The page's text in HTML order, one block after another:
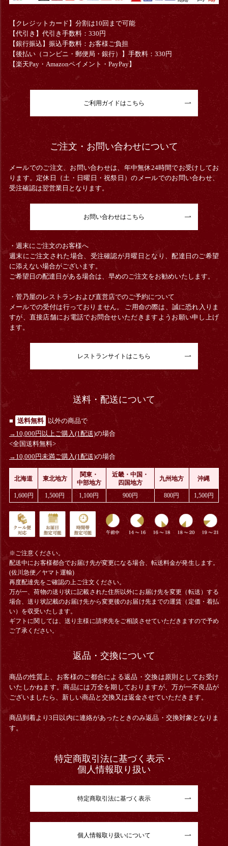
【クレジットカード】分割は10回まで可能
【代引き】代引き手数料：330円
【銀行振込】振込手数料：お客様ご負担
【後払い（コンビニ・郵便局・銀行）】手数料：330円
【楽天Pay・Amazonペイメント・PayPay】
ご利用ガイドはこちら
ご注文・お問い合わせについて
メールでのご注文、お問い合わせは、年中無休24時間でお受けしてお
ります。定休日（土・日曜日・祝祭日）のメールでのお問い合わせ、
受注確認は翌営業日となります。
お問い合わせはこちら
・週末にご注文のお客様へ
週末にご注文された場合、受注確認が月曜日となり、配達日のご希望
に添えない場合がございます。
ご希望日の配達日がある場合は、早めのご注文をお勧めいたします。
・菅乃屋のレストランおよび直営店でのご予約について
メールでの受付は行っておりません。 ご用命の際は、誠に恐れ入りま
すが、直接店舗にお電話でお問合せいただきますようお願い申し上げ
ます。
レストランサイトはこちら
送料・配送について
■ 送料無料
以外の商品で
→10,000円以上ご購入(1配送)の場合
<全国送料無料>
→10,000円未満ご購入(1配送)の場合
北海道 東北地方
関東・
中部地方
近畿・中国・
四国地方
九州地方 沖縄
1,600円 1,500円 1,100円 900円 800円 1,500円
※ご注意ください。
配送中にお客様都合でお届け先が変更になる場合、 転送料金が発生します。
(佐川急便／ヤマト運輸)
再度配達先をご確認の上ご注文ください。
万が一、荷物の送り状に記載された住所以外にお届け先を変更（転送）する
場合、送り状記載のお届け先から変更後のお届け先までの運賃（定価・着払
い）を収受いたします。
ギフトに関しては、送り主様に請求先をご相談させていただきますので予め
ご了承ください。
返品・交換について
商品の性質上、お客様のご都合による返品・交換は原則としてお受け
いたしかねます。商品には万全を期しておりますが、万が一不良品が
ございましたら、新しい商品と交換又は返金させていただきます。
商品到着より3日以内に連絡があったときのみ返品・交換対象となりま
す。
特定商取引法に基づく表示・
個人情報取り扱い
特定商取引法に基づく表示
個人情報取り扱いについて